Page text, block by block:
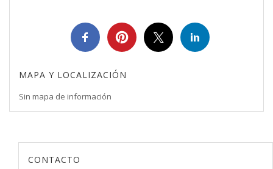
MAPA Y LOCALIZACIÓN
Sin mapa de información
CONTACTO